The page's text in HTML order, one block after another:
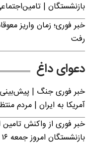
بازنشستگان |
خبر فوری؛ زمان واریز
رفت
دعوای داغ
خبر فوری جنگ | پیش‌بینی
آمریکا به ایران | مردم
خبر فوری از واکنش
بازنشستگان امروز جمعه ۱۶ مرداد ۱۴۰۵